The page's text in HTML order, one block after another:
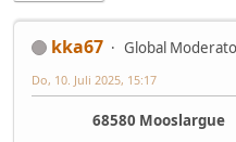
kka67 Global
Do, 10. Juli 2025, 15:17
68580 Mooslargue